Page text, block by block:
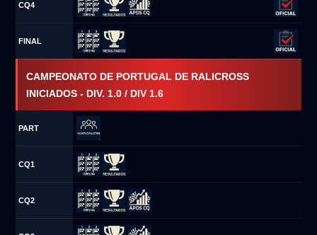
CQ4
FINAL
CAMPEONATO DE PORTUGAL DE RALICROSS
INICIADOS - DIV. 1.0 / DIV 1.6
PART
CQ1
CQ2